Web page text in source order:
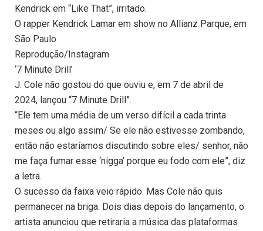
Kendrick em “Like That”, irritado.
O rapper Kendrick Lamar em show no Allianz Parque, em
São Paulo
Reprodução/Instagram
‘7 Minute Drill’
J. Cole não gostou do que ouviu e, em 7 de abril de
2024, lançou “7 Minute Drill”.
“Ele tem uma média de um verso difícil a cada trinta
meses ou algo assim/ Se ele não estivesse zombando,
então não estaríamos discutindo sobre eles/ senhor, não
me faça fumar esse ‘nigga’ porque eu fodo com ele”, diz
a letra.
O sucesso da faixa veio rápido. Mas Cole não quis
permanecer na briga. Dois dias depois do lançamento, o
artista anunciou que retiraria a música das plataformas